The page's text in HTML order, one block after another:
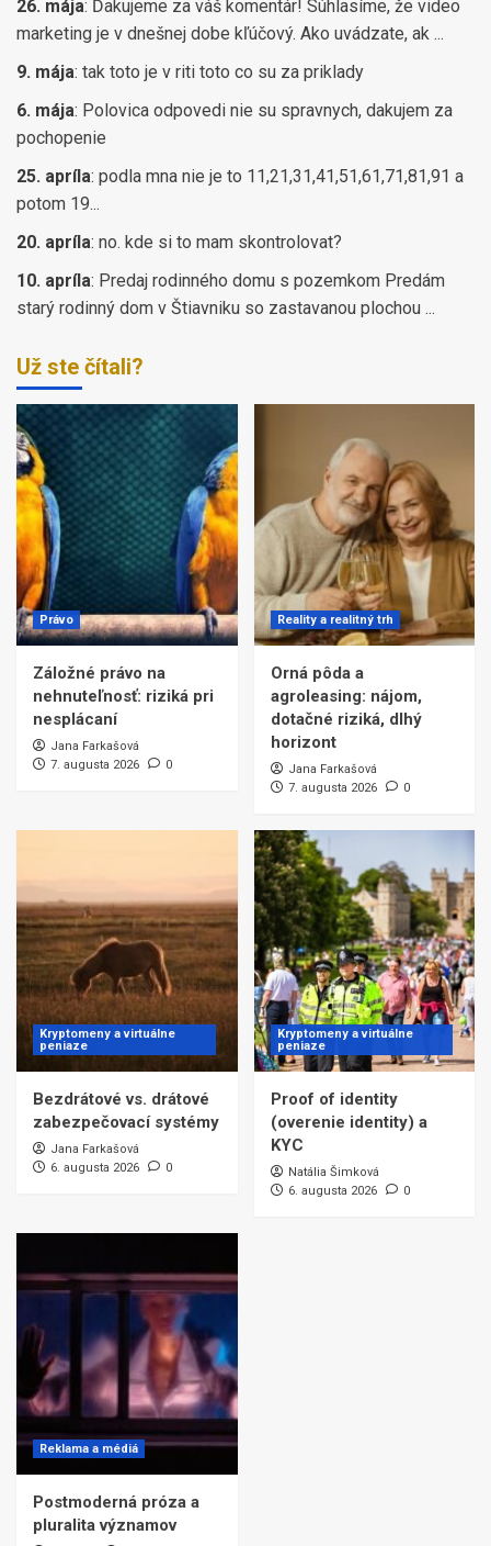
26. mája: Ďakujeme za váš komentár! Súhlasíme, že video
marketing je v dnešnej dobe kľúčový. Ako uvádzate, ak ...
9. mája: tak toto je v riti toto co su za priklady
6. mája: Polovica odpovedi nie su spravnych, dakujem za
pochopenie
25. apríla: podla mna nie je to 11,21,31,41,51,61,71,81,91 a
potom 19...
20. apríla: no. kde si to mam skontrolovat?
10. apríla: Predaj rodinného domu s pozemkom Predám
starý rodinný dom v Štiavniku so zastavanou plochou ...
Už ste čítali?
Právo
Záložné právo na
nehnuteľnosť: riziká pri
nesplácaní
Jana Farkašová
7. augusta 2026
0
Reality a realitný trh
Orná pôda a
agroleasing: nájom,
dotačné riziká, dlhý
horizont
Jana Farkašová
7. augusta 2026
0
Kryptomeny a virtuálne
peniaze
Bezdrátové vs. drátové
zabezpečovací systémy
Jana Farkašová
6. augusta 2026
0
Kryptomeny a virtuálne
peniaze
Proof of identity
(overenie identity) a
KYC
Natália Šimková
6. augusta 2026
0
Reklama a médiá
Postmoderná próza a
pluralita významov